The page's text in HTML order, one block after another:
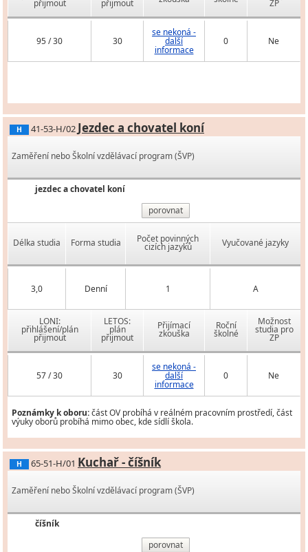
přijmout přijmout ZP
95 / 30 30
se nekoná -
další
informace
0 Ne
H 41-53-H/02 Jezdec a chovatel koní
Zaměření nebo Školní vzdělávací program (ŠVP)
jezdec a chovatel koní
porovnat
Délka studia Forma studia Počet povinných
cizích jazyků Vyučované jazyky
3,0 Denní 1 A
LONI:
přihlášení/plán
přijmout
LETOS:
plán
přijmout
Přijímací
zkouška
Roční
školné
Možnost
studia pro
ZP
57 / 30 30
se nekoná -
další
informace
0 Ne
Poznámky k oboru:část OV probíhá v reálném pracovním prostředí, část
výuky oborů probíhá mimo obec, kde sídlí škola.
H 65-51-H/01 Kuchař - číšník
Zaměření nebo Školní vzdělávací program (ŠVP)
číšník
porovnat